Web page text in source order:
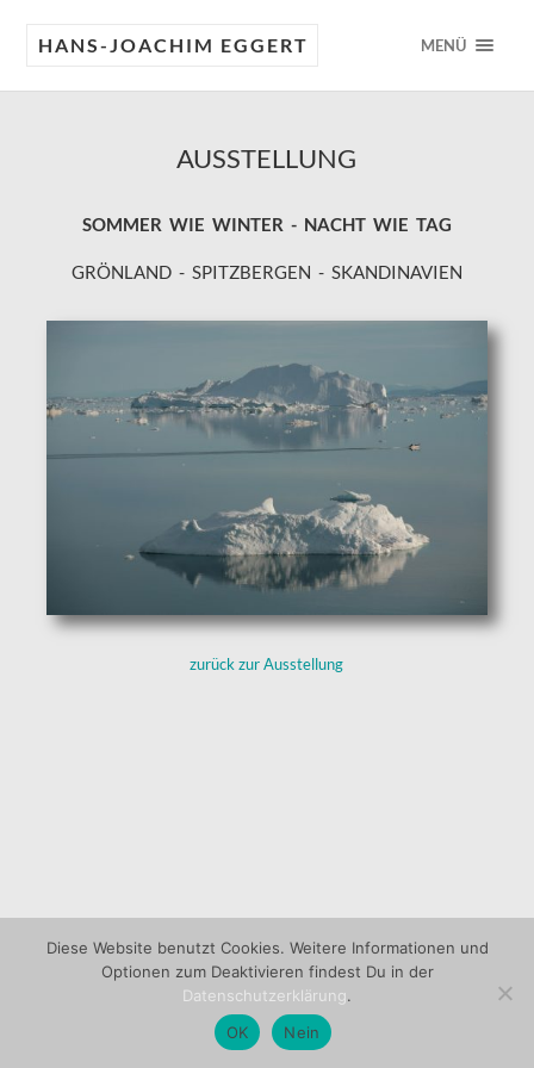
HANS-JOACHIM EGGERT MENÜ
AUSSTELLUNG
SOMMER WIE WINTER - NACHT WIE TAG
GRÖNLAND - SPITZBERGEN - SKANDINAVIEN
zurück zur Ausstellung
Diese Website benutzt Cookies. Weitere Informationen und
Optionen zum Deaktivieren findest Du in der
Datenschutzerklärung.
OK
Nein